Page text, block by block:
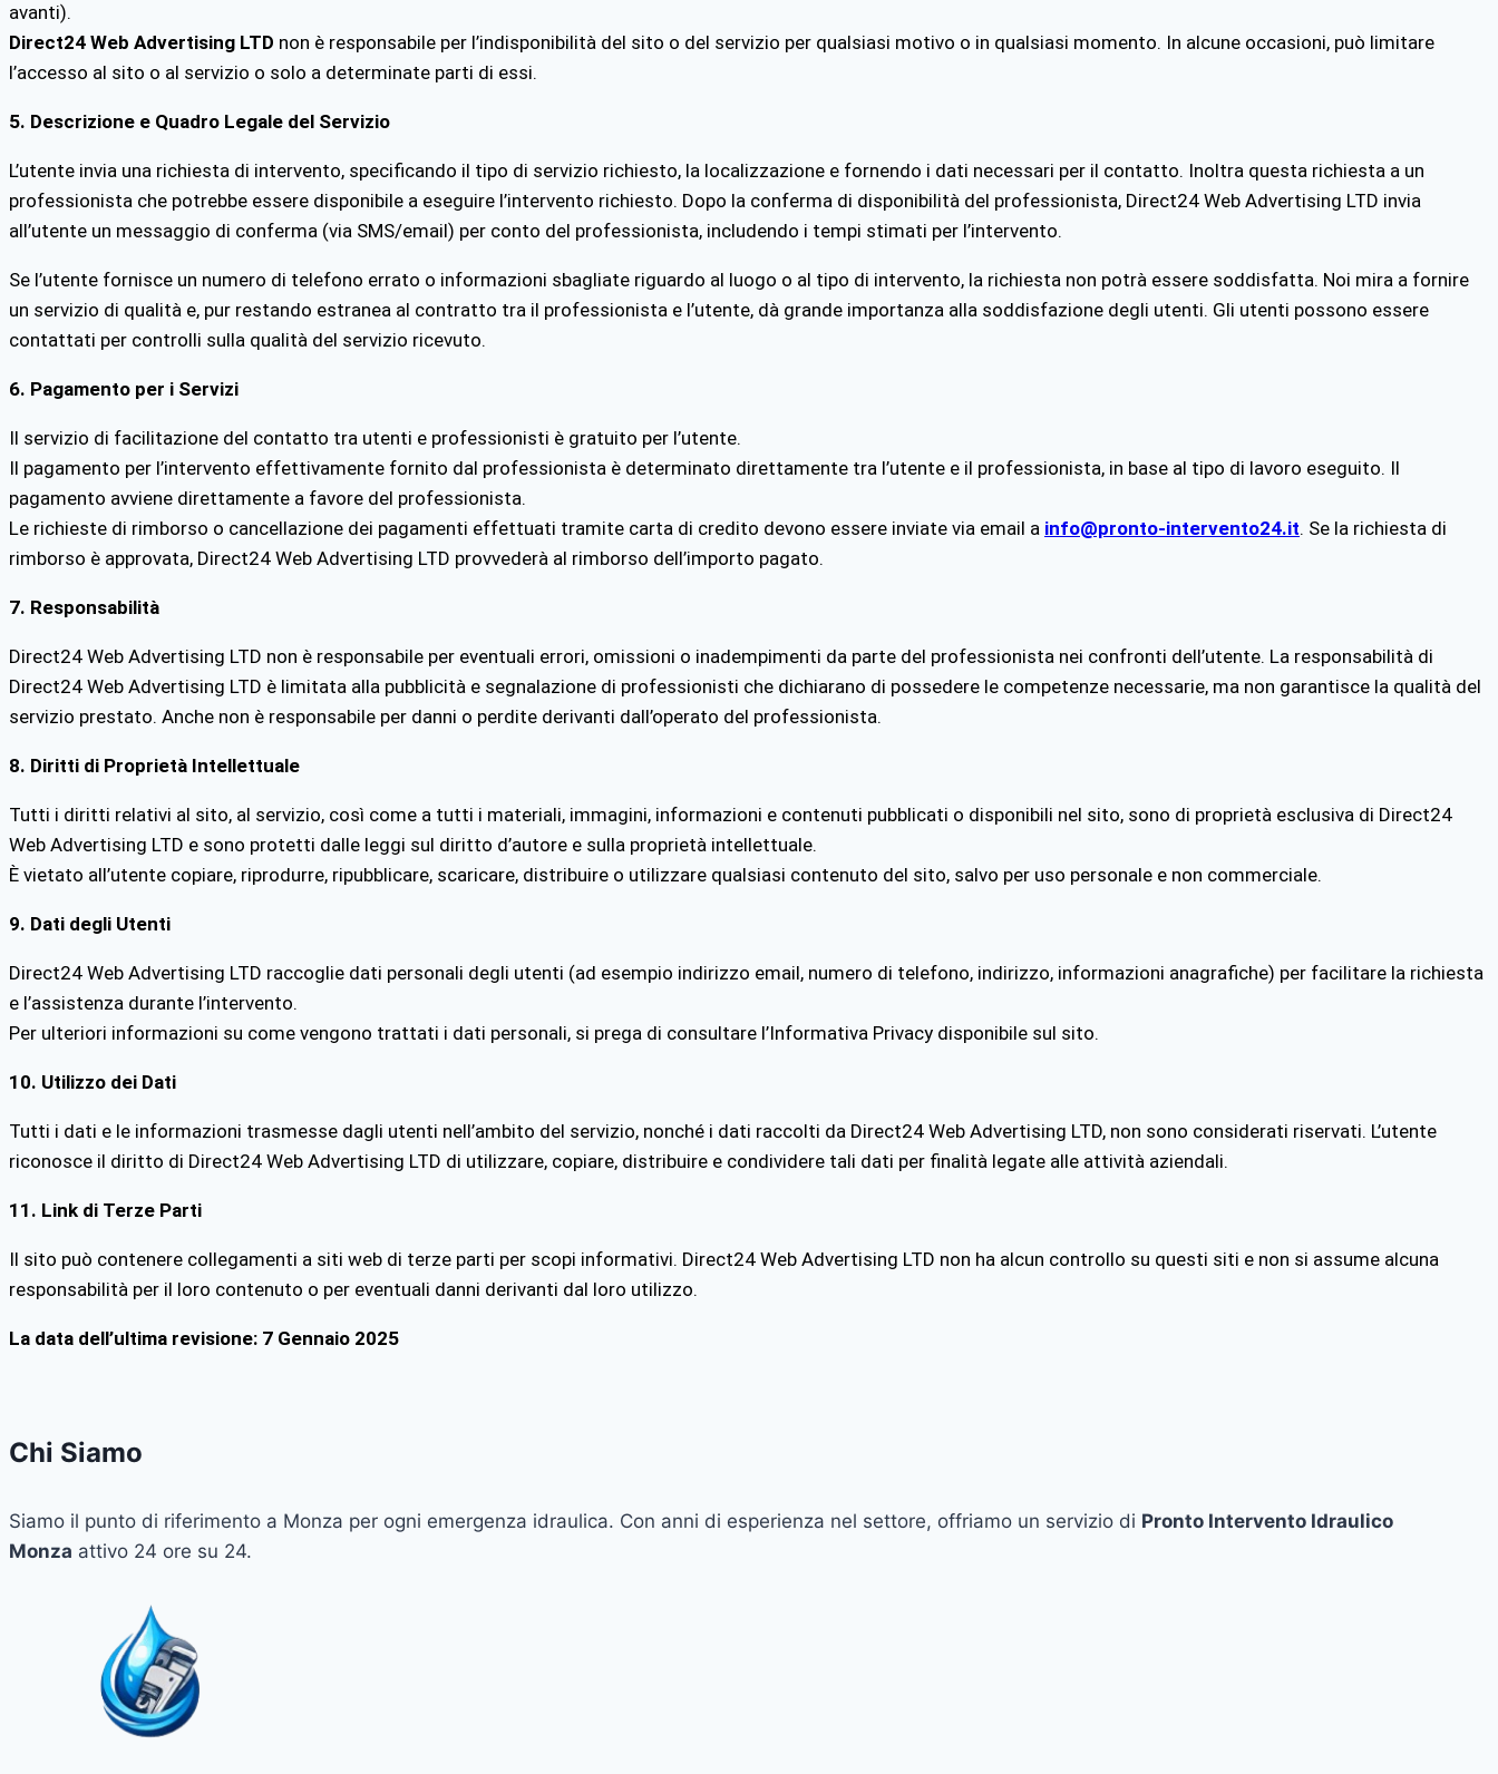
avanti).
Direct24 Web Advertising LTD non è responsabile per l’indisponibilità del sito o del servizio per qualsiasi motivo o in qualsiasi momento. In alcune occasioni, può limitare
l’accesso al sito o al servizio o solo a determinate parti di essi.
5. Descrizione e Quadro Legale del Servizio
L’utente invia una richiesta di intervento, specificando il tipo di servizio richiesto, la localizzazione e fornendo i dati necessari per il contatto. Inoltra questa richiesta a un
professionista che potrebbe essere disponibile a eseguire l’intervento richiesto. Dopo la conferma di disponibilità del professionista, Direct24 Web Advertising LTD invia
all’utente un messaggio di conferma (via SMS/email) per conto del professionista, includendo i tempi stimati per l’intervento.
Se l’utente fornisce un numero di telefono errato o informazioni sbagliate riguardo al luogo o al tipo di intervento, la richiesta non potrà essere soddisfatta. Noi mira a fornire
un servizio di qualità e, pur restando estranea al contratto tra il professionista e l’utente, dà grande importanza alla soddisfazione degli utenti. Gli utenti possono essere
contattati per controlli sulla qualità del servizio ricevuto.
6. Pagamento per i Servizi
Il servizio di facilitazione del contatto tra utenti e professionisti è gratuito per l’utente.
Il pagamento per l’intervento effettivamente fornito dal professionista è determinato direttamente tra l’utente e il professionista, in base al tipo di lavoro eseguito. Il
pagamento avviene direttamente a favore del professionista.
Le richieste di rimborso o cancellazione dei pagamenti effettuati tramite carta di credito devono essere inviate via email a info@pronto-intervento24.it. Se la richiesta di
rimborso è approvata, Direct24 Web Advertising LTD provvederà al rimborso dell’importo pagato.
7. Responsabilità
Direct24 Web Advertising LTD non è responsabile per eventuali errori, omissioni o inadempimenti da parte del professionista nei confronti dell’utente. La responsabilità di
Direct24 Web Advertising LTD è limitata alla pubblicità e segnalazione di professionisti che dichiarano di possedere le competenze necessarie, ma non garantisce la qualità del
servizio prestato. Anche non è responsabile per danni o perdite derivanti dall’operato del professionista.
8. Diritti di Proprietà Intellettuale
Tutti i diritti relativi al sito, al servizio, così come a tutti i materiali, immagini, informazioni e contenuti pubblicati o disponibili nel sito, sono di proprietà esclusiva di Direct24
Web Advertising LTD e sono protetti dalle leggi sul diritto d’autore e sulla proprietà intellettuale.
È vietato all’utente copiare, riprodurre, ripubblicare, scaricare, distribuire o utilizzare qualsiasi contenuto del sito, salvo per uso personale e non commerciale.
9. Dati degli Utenti
Direct24 Web Advertising LTD raccoglie dati personali degli utenti (ad esempio indirizzo email, numero di telefono, indirizzo, informazioni anagrafiche) per facilitare la richiesta
e l’assistenza durante l’intervento.
Per ulteriori informazioni su come vengono trattati i dati personali, si prega di consultare l’Informativa Privacy disponibile sul sito.
10. Utilizzo dei Dati
Tutti i dati e le informazioni trasmesse dagli utenti nell’ambito del servizio, nonché i dati raccolti da Direct24 Web Advertising LTD, non sono considerati riservati. L’utente
riconosce il diritto di Direct24 Web Advertising LTD di utilizzare, copiare, distribuire e condividere tali dati per finalità legate alle attività aziendali.
11. Link di Terze Parti
Il sito può contenere collegamenti a siti web di terze parti per scopi informativi. Direct24 Web Advertising LTD non ha alcun controllo su questi siti e non si assume alcuna
responsabilità per il loro contenuto o per eventuali danni derivanti dal loro utilizzo.
La data dell’ultima revisione: 7 Gennaio 2025
Chi Siamo
Siamo il punto di riferimento a Monza per ogni emergenza idraulica. Con anni di esperienza nel settore, offriamo un servizio di Pronto Intervento Idraulico
Monza attivo 24 ore su 24.